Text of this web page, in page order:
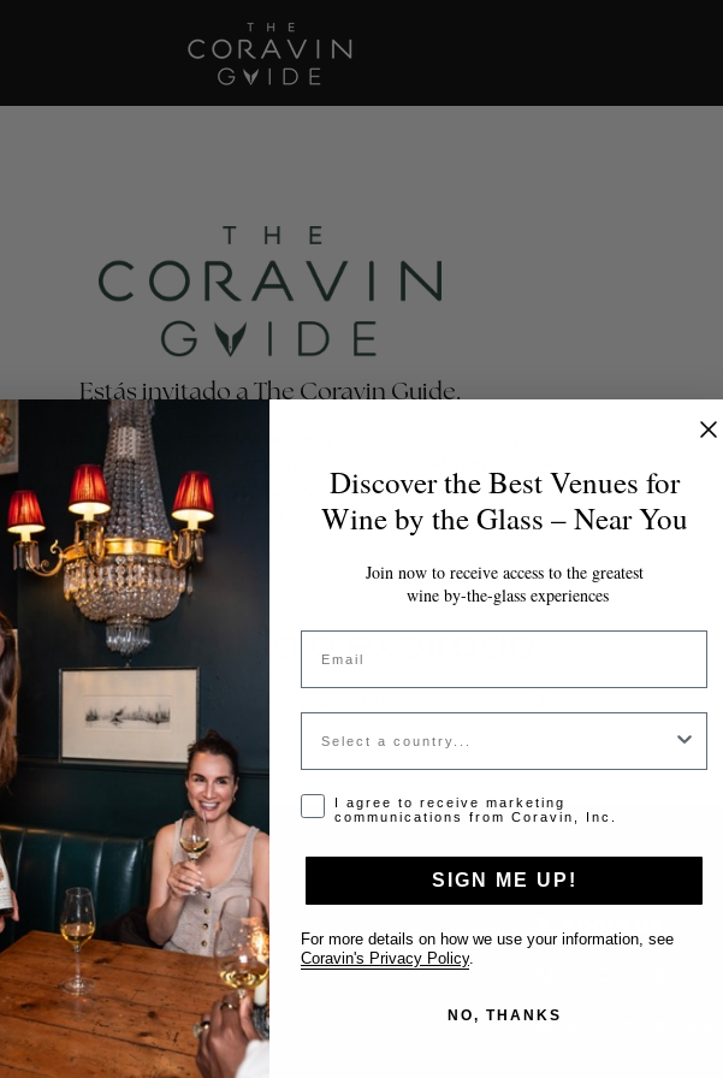
Estás invitado a The Coravin Guide.
Coravin Guide destaca los programas de vinos por copa de
bares, hoteles y clubes privados que celebran la diversidad
del vino, para que los amantes del vino encuentren
la copa perfecta para cualquier ocasión.
~10 MINUTOSGUARDA AUTOMÁTICAMENTE MIENTRAS AVANZAS
Token inválido o expirado
contacta al administrador para obtener un token válido.
Support
Contact us
List Your Venue
FAQ’s
About Coravin Guide
Discover the Best Venues for
Wine by the Glass – Near You
Join now to receive access to the greatest
wine by-the-glass experiences
Email
Country
Opt-in disclaimer
I agree to receive marketing
communications from Coravin, Inc.
SIGN ME UP!
For more details on how we use your information, see
Coravin's Privacy Policy
NO, THANKS